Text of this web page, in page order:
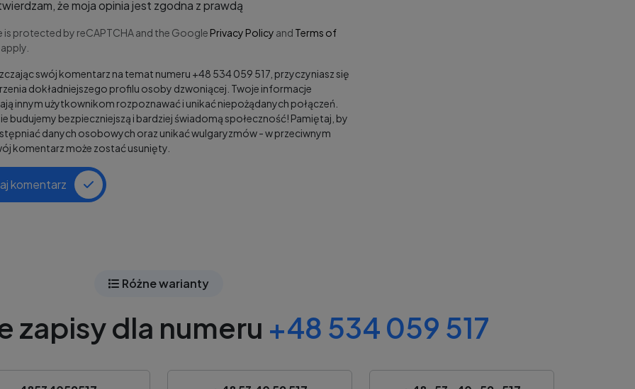
że moja opinia jest zgodna z prawdą
is protected by reCAPTCHA and the Google Privacy Policy and Terms of
apply.
swój komentarz na temat numeru +48 534 059 517, przyczyniasz się
dokładniejszego profilu osoby dzwoniącej. Twoje informacje
innym użytkownikom rozpoznawać i unikać niepożądanych połączeń.
budujemy bezpieczniejszą i bardziej świadomą społeczność! Pamiętaj, by
danych osobowych oraz unikać wulgaryzmów - w przeciwnym
komentarz może zostać usunięty.
komentarz
Różne warianty
zapisy dla numeru +48 534 059 517